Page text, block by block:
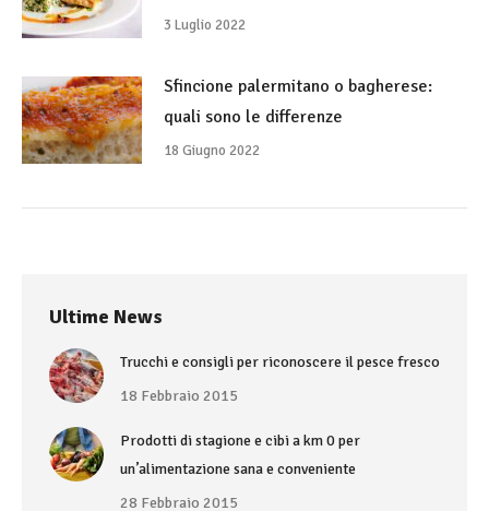
3 Luglio 2022
Sfincione palermitano o bagherese:
quali sono le differenze
18 Giugno 2022
Ultime News
Trucchi e consigli per riconoscere il pesce fresco
18 Febbraio 2015
Prodotti di stagione e cibi a km 0 per
un’alimentazione sana e conveniente
28 Febbraio 2015